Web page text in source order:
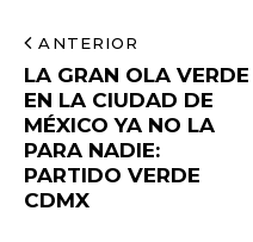
ANTERIOR
LA GRAN OLA VERDE
EN LA CIUDAD DE
MÉXICO YA NO LA
PARA NADIE:
PARTIDO VERDE
CDMX